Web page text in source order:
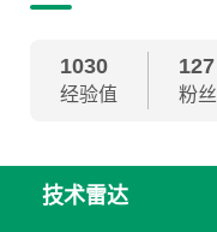
1030
经验值
127
粉丝
技术雷达